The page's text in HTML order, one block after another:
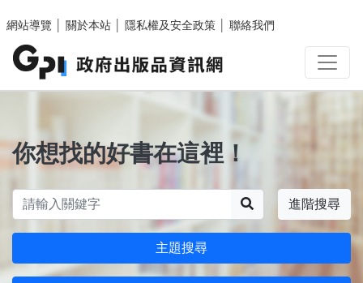
網站導覽
關於本站 隱私權及安全政策 聯絡我們
你想找的好書在這裡！
進階搜尋
主題搜尋